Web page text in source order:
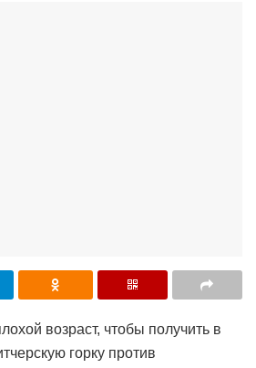
возраст, чтобы получить в
горку против